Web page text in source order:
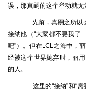
误，那真嗣的这个举动就
先前，真嗣之所以会
接纳他（“大家都不要我了
吧”）。但在LCL之海中，
经被这个世界抛弃时，丽
的人。
这里的“接纳”和“需